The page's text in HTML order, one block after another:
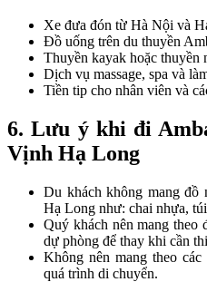
Xe đưa đón từ Hà Nội và
Đồ uống trên du thuyền
Thuyền kayak hoặc thuyền
Dịch vụ massage, spa và
Tiền tip cho nhân viên và
6.Lưu ý khi đi
Vịnh Hạ Long
Du khách không mang đồ
Hạ Long như: chai nhựa,
Quý khách nên mang theo
dự phòng để thay khi cần
Không nên mang theo
quá trình di chuyển.